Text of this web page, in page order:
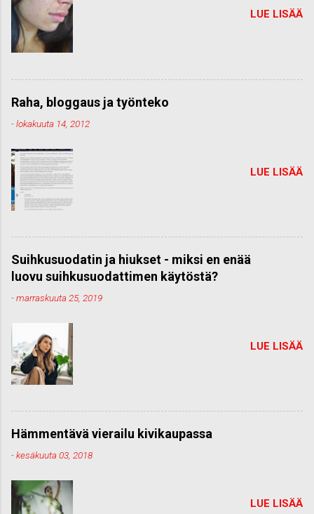
LUE LISÄÄ
Raha, bloggaus ja työnteko
-lokakuuta 14, 2012
LUE LISÄÄ
Suihkusuodatin ja hiukset - miksi en enää
luovu suihkusuodattimen käytöstä?
-marraskuuta 25, 2019
LUE LISÄÄ
Hämmentävä vierailu kivikaupassa
-kesäkuuta 03, 2018
LUE LISÄÄ